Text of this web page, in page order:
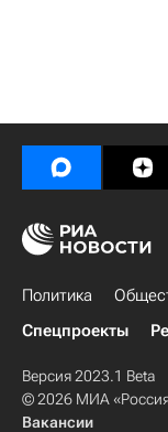
Политика
Спецпроекты
Версия 2023.1 Beta
© 2026 МИА
Вакансии